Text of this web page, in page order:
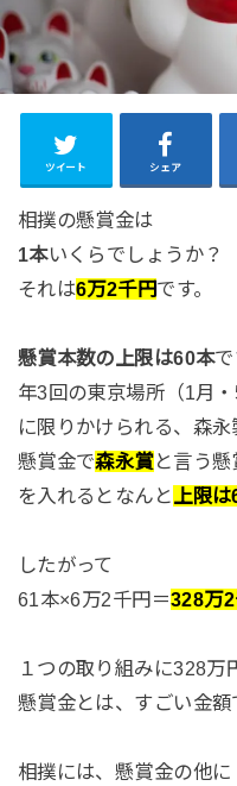
ツイート シェア
相撲の懸賞金は
1本いくらでしょうか？
それは6万2千円です。
懸賞本数の上限は60本
年3回の東京場所（1月・
に限りかけられる、森
懸賞金で森永賞と言う懸
を入れるとなんと上限は
したがって
61本×6万2千円＝328万2
１つの取り組みに328万
懸賞金とは、すごい金額
相撲には、懸賞金の他に